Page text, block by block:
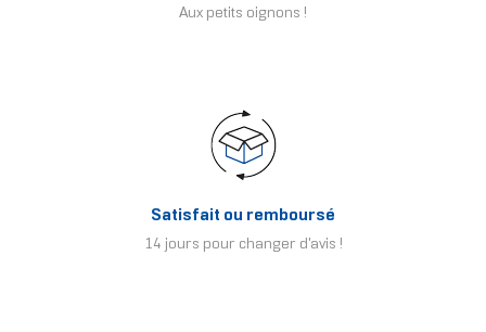
Aux petits oignons !
Satisfait ou remboursé
14 jours pour changer d'avis !